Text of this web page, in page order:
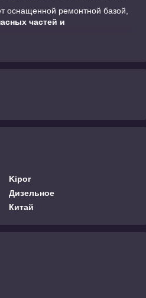
оснащенной ремонтной базой,
частей и
Kipor
Дизельное
Китай